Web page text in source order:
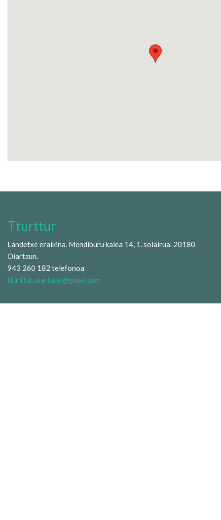
Tturttur
Landetxe eraikina. Mendiburu kalea 14, 1. solairua. 20180
Oiartzun.
943 260 182 telefonoa
tturttur.oiartzun@gmail.com